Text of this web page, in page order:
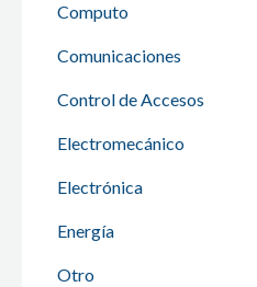
Computo
Comunicaciones
Control de Accesos
Electromecánico
Electrónica
Energía
Otro